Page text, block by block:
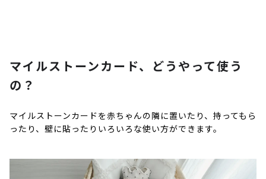
マイルストーンカード、どうやって使う
の？
マイルストーンカードを赤ちゃんの隣に置いたり、持ってもら
ったり、壁に貼ったりいろいろな使い方ができます。